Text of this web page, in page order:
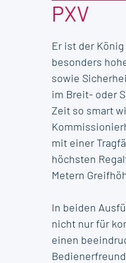
PXV
Er ist der
besonders
sowie
im Breit- oder
Zeit so smart
mit einer
höchsten
Metern
In beiden
nicht nur für
einen